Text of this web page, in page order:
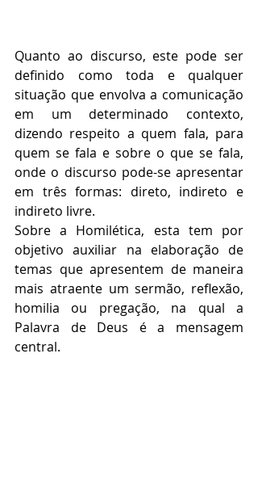
Quanto ao discurso, este pode ser
definido como toda e qualquer
situação que envolva a comunicação
em um determinado contexto,
dizendo respeito a quem fala, para
quem se fala e sobre o que se fala,
onde o discurso pode-se apresentar
em três formas: direto, indireto e
indireto livre.
Sobre a Homilética, esta tem por
objetivo auxiliar na elaboração de
temas que apresentem de maneira
mais atraente um sermão, reflexão,
homilia ou pregação, na qual a
Palavra de Deus é a mensagem
central.